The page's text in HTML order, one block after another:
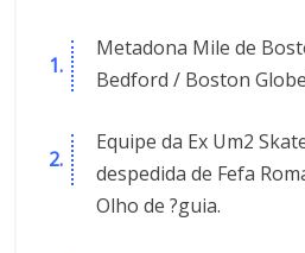
Metadona Mile de
Bedford / Boston
Equipe da Ex Um2
despedida de Fefa
Olho de ?guia.